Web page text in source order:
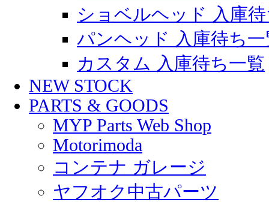
ショベルヘッド 入庫
パンヘッド 入庫待ち一
カスタム 入庫待ち一覧
NEW STOCK
PARTS & GOODS
MYP Parts Web Shop
Motorimoda
コンテナ ガレージ
ヤフオク中古パーツ